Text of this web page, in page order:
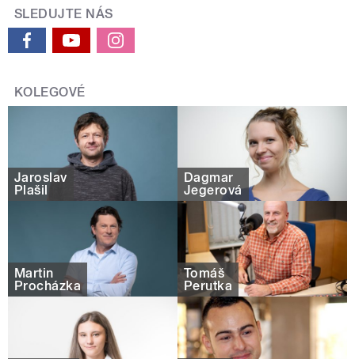
SLEDUJTE NÁS
KOLEGOVÉ
Jaroslav
Plašil
Dagmar
Jegerová
Martin
Procházka
Tomáš
Perutka